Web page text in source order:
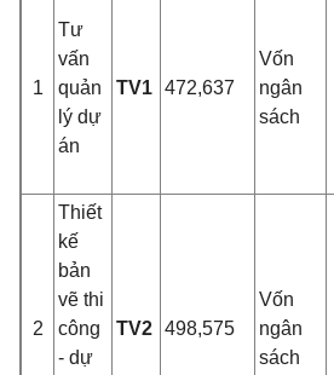
1
Tư
vấn
quản
lý dự
án
TV1 472,637
Vốn
ngân
sách
2
Thiết
kế
bản
vẽ thi
công
- dự
TV2 498,575
Vốn
ngân
sách